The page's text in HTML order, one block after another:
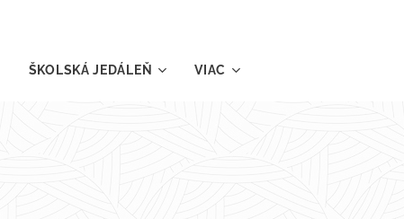
ŠKOLSKÁ JEDÁLEŇ VIAC